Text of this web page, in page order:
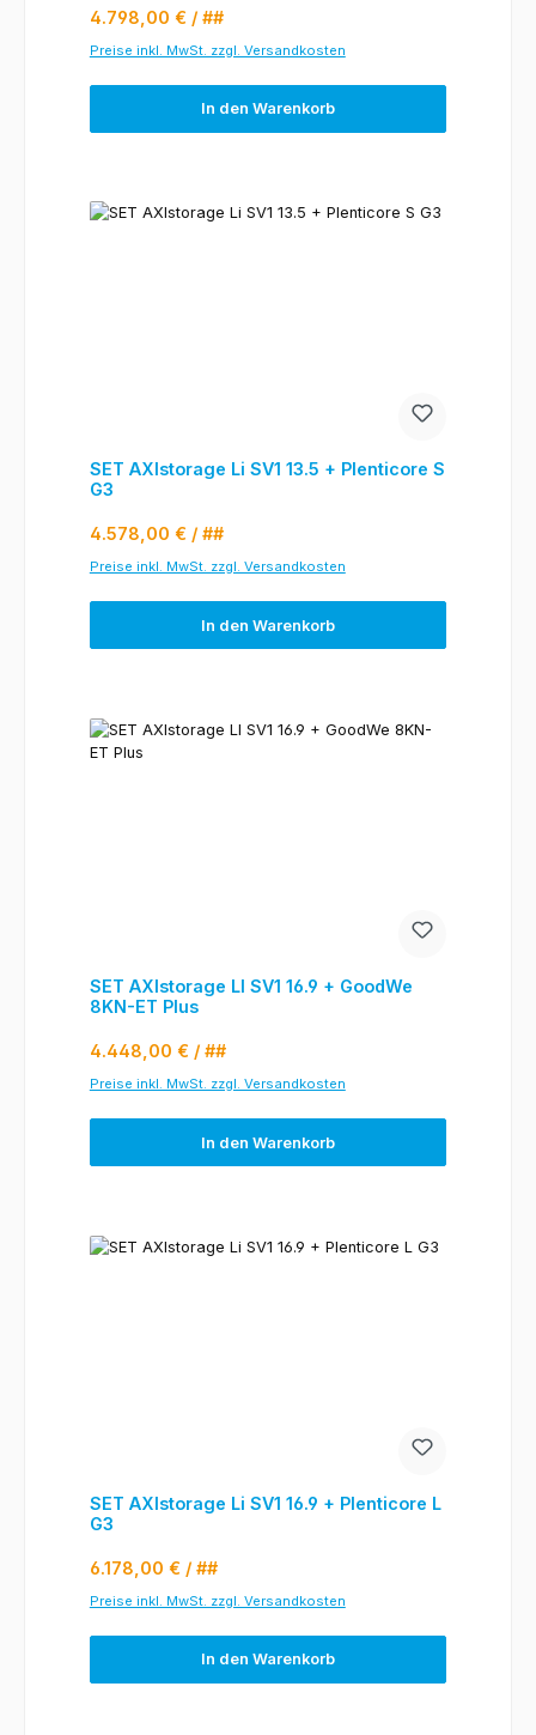
Regulärer Preis:
4.798,00 € / ##
Preise inkl. MwSt. zzgl. Versandkosten
In den Warenkorb
SET AXIstorage Li SV1 13.5 + Plenticore S
G3
Regulärer Preis:
4.578,00 € / ##
Preise inkl. MwSt. zzgl. Versandkosten
In den Warenkorb
SET AXIstorage LI SV1 16.9 + GoodWe
8KN-ET Plus
Regulärer Preis:
4.448,00 € / ##
Preise inkl. MwSt. zzgl. Versandkosten
In den Warenkorb
SET AXIstorage Li SV1 16.9 + Plenticore L
G3
Regulärer Preis:
6.178,00 € / ##
Preise inkl. MwSt. zzgl. Versandkosten
In den Warenkorb